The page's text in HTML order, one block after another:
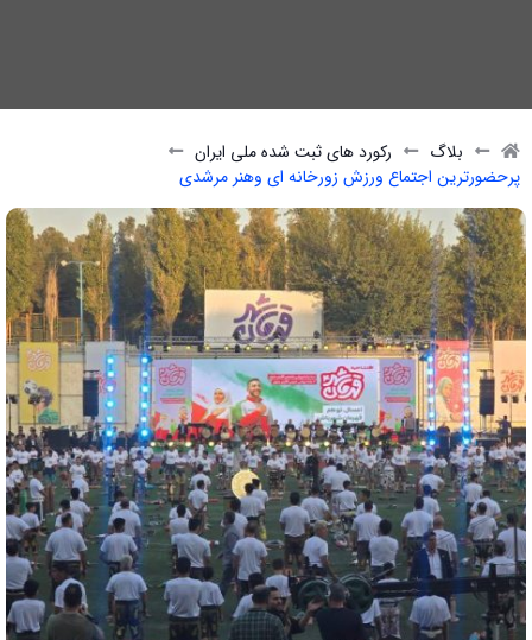
بلاگ
رکورد های ثبت شده ملی ایران
پرحضورترین اجتماع ورزش زورخانه ای وهنر مرشدی